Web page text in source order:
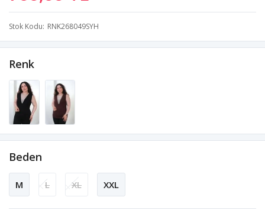
Stok Kodu RNK268049SYH
Renk
Beden
M L XL XXL